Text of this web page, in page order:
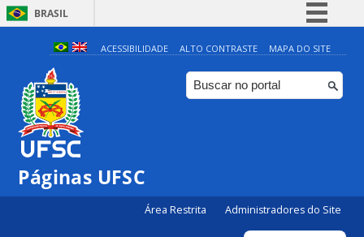
BRASIL
Simplifique!
Comunica BR
Participe
ACESSIBILIDADE ALTO CONTRASTE MAPA DO SITE
Páginas UFSC
Área Restrita Administradores do Site